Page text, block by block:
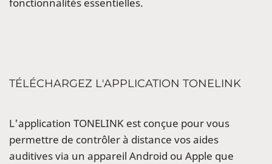
fonctionnalités essentielles.
TÉLÉCHARGEZ L'APPLICATION TONELINK
L'application TONELINK est conçue pour vous
permettre de contrôler à distance vos aides
auditives via un appareil Android ou Apple que